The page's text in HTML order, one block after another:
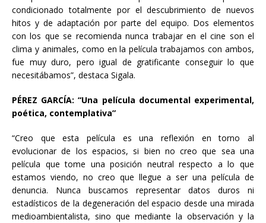
condicionado totalmente por el descubrimiento de nuevos
hitos y de adaptación por parte del equipo. Dos elementos
con los que se recomienda nunca trabajar en el cine son el
clima y animales, como en la película trabajamos con ambos,
fue muy duro, pero igual de gratificante conseguir lo que
necesitábamos”, destaca Sigala.
PÉREZ GARCÍA: “Una película documental experimental,
poética, contemplativa”
“Creo que esta película es una reflexión en torno al
evolucionar de los espacios, si bien no creo que sea una
película que tome una posición neutral respecto a lo que
estamos viendo, no creo que llegue a ser una película de
denuncia. Nunca buscamos representar datos duros ni
estadísticos de la degeneración del espacio desde una mirada
medioambientalista, sino que mediante la observación y la